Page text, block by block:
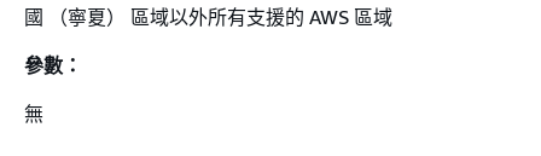
國 （寧夏） 區域以外所有支援的 AWS 區域
參數：
無